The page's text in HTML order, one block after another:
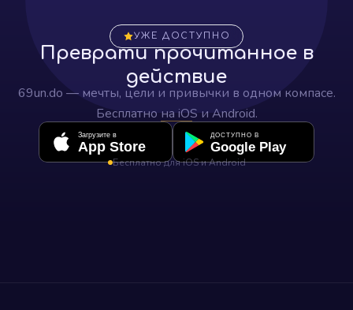
УЖЕ ДОСТУПНО
Преврати прочитанное в
действие
69un.do — мечты, цели и привычки в одном компасе.
Бесплатно на iOS и Android.
Загрузите в
App Store
ДОСТУПНО В
Google Play
Бесплатно для iOS и Android